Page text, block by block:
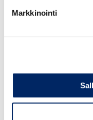
Markkinointi
ja osaajapulaa sekä